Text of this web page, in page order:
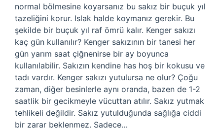
normal bölmesine koyarsanız bu sakız bir buçuk yıl
tazeliğini korur. Islak halde koymanız gerekir. Bu
şekilde bir buçuk yıl raf ömrü kalır. Kenger sakızı
kaç gün kullanılır? Kenger sakızının bir tanesi her
gün yarım saat çiğnenirse bir ay boyunca
kullanılabilir. Sakızın kendine has hoş bir kokusu ve
tadı vardır. Kenger sakızı yutulursa ne olur? Çoğu
zaman, diğer besinlerle aynı oranda, bazen de 1-2
saatlik bir gecikmeyle vücuttan atılır. Sakız yutmak
tehlikeli değildir. Sakız yutulduğunda sağlığa ciddi
bir zarar beklenmez. Sadece…